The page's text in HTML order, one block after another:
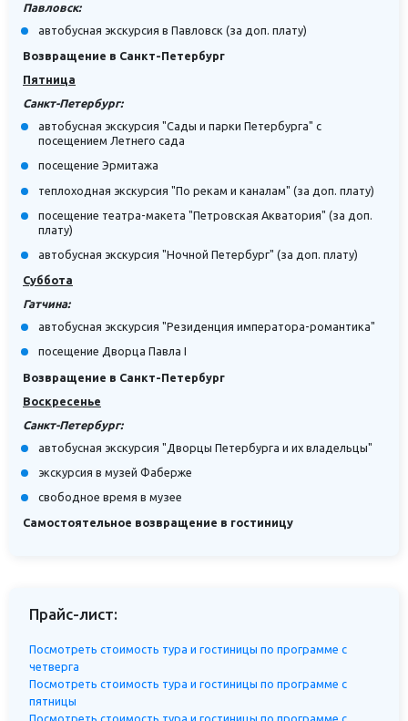
Павловск:
автобусная экскурсия в Павловск (за доп. плату)
Возвращение в Санкт-Петербург
Пятница
Санкт-Петербург:
автобусная экскурсия "Сады и парки Петербурга" с
посещением Летнего сада
посещение Эрмитажа
теплоходная экскурсия "По рекам и каналам" (за доп. плату)
посещение театра-макета "Петровская Акватория" (за доп.
плату)
автобусная экскурсия "Ночной Петербург" (за доп. плату)
Суббота
Гатчина:
автобусная экскурсия "Резиденция императора-романтика"
посещение Дворца Павла I
Возвращение в Санкт-Петербург
Воскресенье
Санкт-Петербург:
автобусная экскурсия "Дворцы Петербурга и их владельцы"
экскурсия в музей Фаберже
свободное время в музее
Самостоятельное возвращение в гостиницу
Прайс-лист:
Посмотреть стоимость тура и гостиницы по программе с
четверга
Посмотреть стоимость тура и гостиницы по программе с
пятницы
Посмотреть стоимость тура и гостиницы по программе с